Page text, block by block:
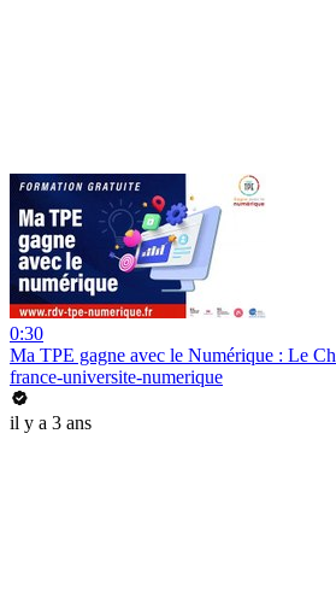
0:30
Ma TPE gagne avec le Numérique : Le
france-universite-numerique
il y a 3 ans